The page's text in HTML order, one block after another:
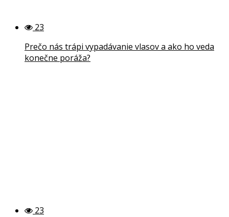
23
Prečo nás trápi vypadávanie vlasov a ako ho veda
konečne poráža?
23